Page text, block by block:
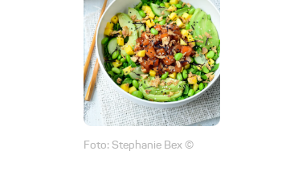
Foto: Stephanie Bex ©